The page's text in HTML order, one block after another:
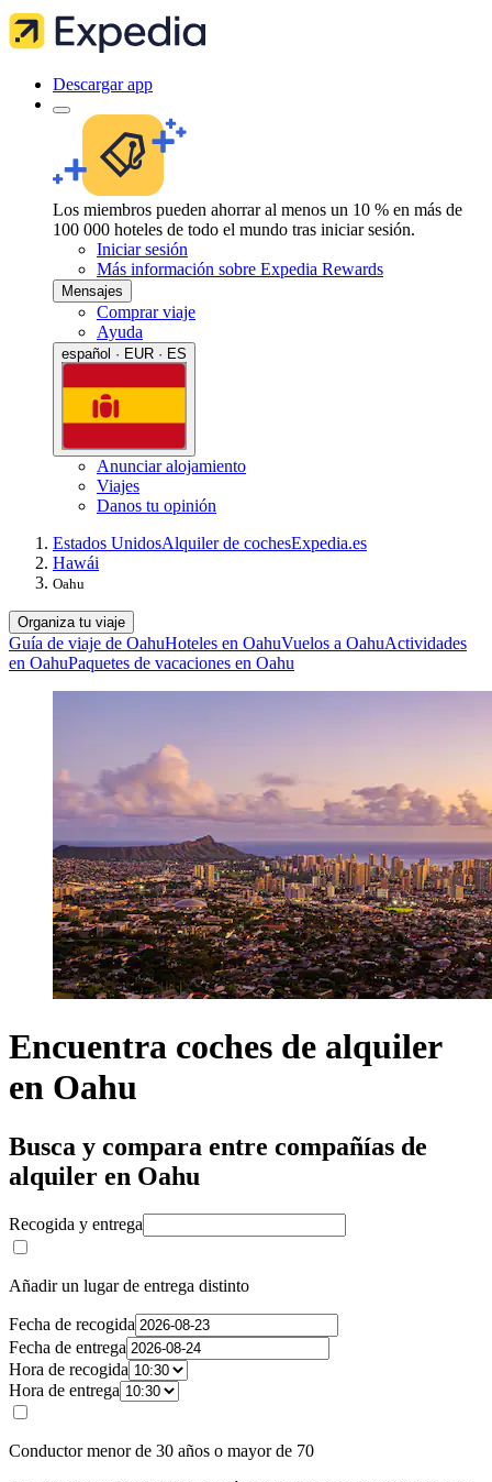
Descargar app
Los miembros pueden ahorrar al menos un 10 % en más de
100 000 hoteles de todo el mundo tras iniciar sesión.
Iniciar sesión
Más información sobre Expedia Rewards
Mensajes
Comprar viaje
Ayuda
español · EUR · ES
Anunciar alojamiento
Viajes
Danos tu opinión
Estados UnidosAlquiler de cochesExpedia.es
Hawái
Oahu
Organiza tu viaje
Guía de viaje de OahuHoteles en OahuVuelos a OahuActividades
en OahuPaquetes de vacaciones en Oahu
Encuentra coches de alquiler
en Oahu
Busca y compara entre compañías de
alquiler en Oahu
Recogida y entrega
Añadir un lugar de entrega distinto
Fecha de recogida
Fecha de entrega
Hora de recogida
Hora de entrega
Conductor menor de 30 años o mayor de 70